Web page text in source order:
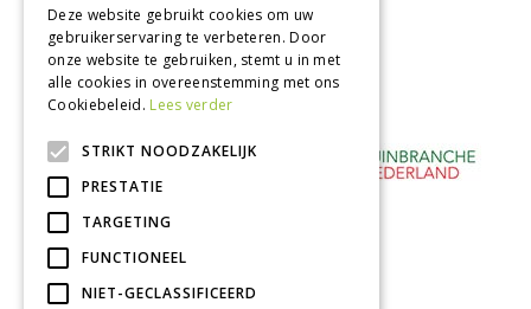
met iDeal - Wero
Deze website gebruikt cookies om uw
gebruikerservaring te verbeteren. Door
onze website te gebruiken, stemt u in met
alle cookies in overeenstemming met ons
Cookiebeleid. Lees verder
STRIKT NOODZAKELIJK
PRESTATIE
TARGETING
FUNCTIONEEL
NIET-GECLASSIFICEERD